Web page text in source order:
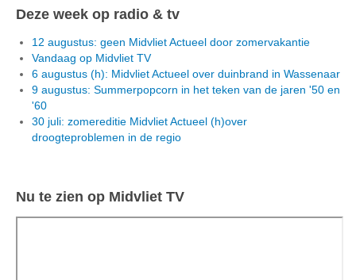
Deze week op radio & tv
12 augustus: geen Midvliet Actueel door zomervakantie
Vandaag op Midvliet TV
6 augustus (h): Midvliet Actueel over duinbrand in Wassenaar
9 augustus: Summerpopcorn in het teken van de jaren '50 en
'60
30 juli: zomereditie Midvliet Actueel (h)over
droogteproblemen in de regio
Nu te zien op Midvliet TV